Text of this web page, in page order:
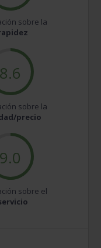
sobre la
8.6
sobre la
precio
9.0
sobre el